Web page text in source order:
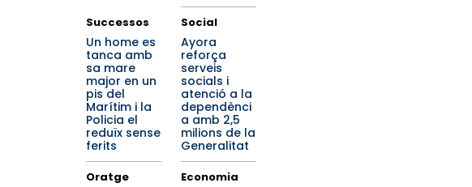
Successos
Un home es
tanca amb
sa mare
major en un
pis del
Marítim i la
Policia el
reduïx sense
ferits
Social
Ayora
reforça
serveis
socials i
atenció a la
dependènci
a amb 2,5
milions de la
Generalitat
Oratge Economia